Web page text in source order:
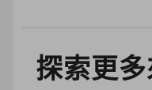
探索更